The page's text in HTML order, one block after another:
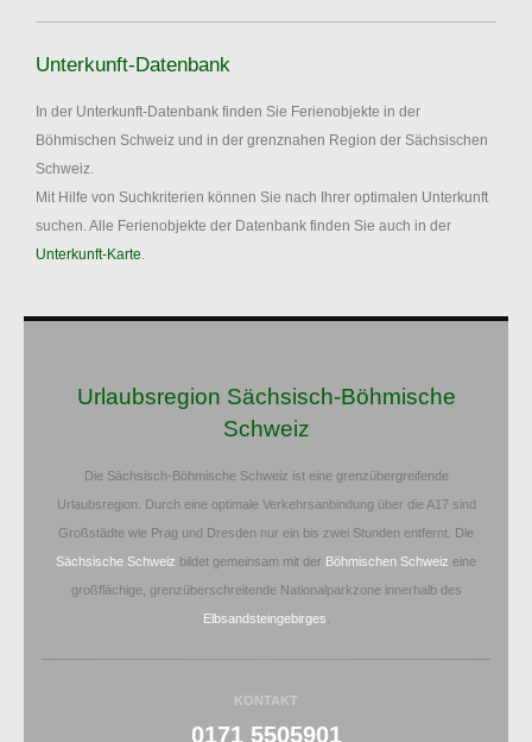
Unterkunft-Datenbank
In der Unterkunft-Datenbank finden Sie Ferienobjekte in der
Böhmischen Schweiz und in der grenznahen Region der Sächsischen
Schweiz.
Mit Hilfe von Suchkriterien können Sie nach Ihrer optimalen Unterkunft
suchen. Alle Ferienobjekte der Datenbank finden Sie auch in der
Unterkunft-Karte.
Urlaubsregion Sächsisch-Böhmische
Schweiz
Die Sächsisch-Böhmische Schweiz ist eine grenzübergreifende
Urlaubsregion. Durch eine optimale Verkehrsanbindung über die A17 sind
Großstädte wie Prag und Dresden nur ein bis zwei Stunden entfernt. Die
Sächsische Schweiz bildet gemeinsam mit der Böhmischen Schweiz eine
großflächige, grenzüberschreitende Nationalparkzone innerhalb des
Elbsandsteingebirges
KONTAKT
0171 5505901